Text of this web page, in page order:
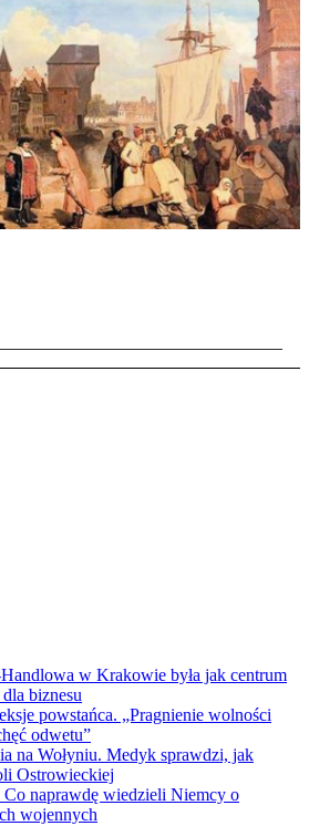
w Krakowie była jak centrum
biznesu
powstańca. „Pragnienie wolności
odwetu”
na Wołyniu. Medyk sprawdzi, jak
Ostrowieckiej
naprawdę wiedzieli Niemcy o
wojennych